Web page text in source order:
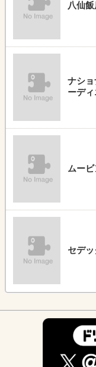
八仙
ナショ
ーデ
ムー
セデ